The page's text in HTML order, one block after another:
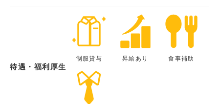
待遇・福利厚生
制服貸与 昇給あり 食事補助